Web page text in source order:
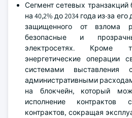
Сегмент сетевых транзакций
на 40,2% до 2034 года из-за
защищенного от взлома
безопасные и
электросетях. Кроме
энергетические операции
системами выставления
административными
на блокчейн, который
исполнение
контрактов, сокращая